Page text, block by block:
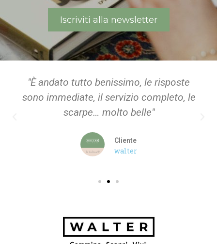
Iscriviti alla newsletter
"È andato tutto benissimo, le risposte
sono immediate, il servizio completo, le
scarpe… molto belle"
Cliente
walter